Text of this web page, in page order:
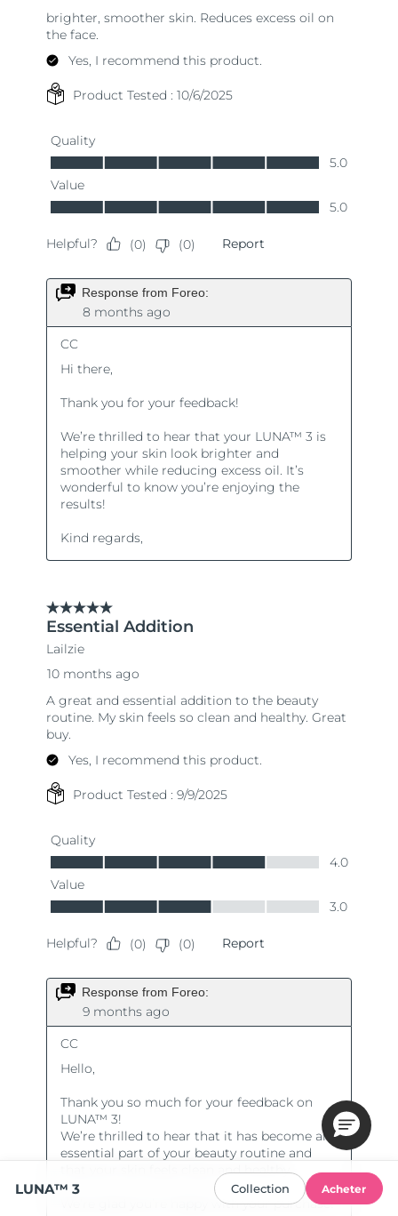
LUNA™ 3 Collection Acheter